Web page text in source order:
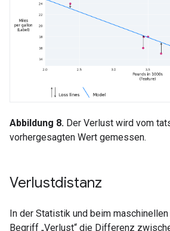
Abbildung 8. Der Verlust wird vom
vorhergesagten Wert gemessen.
Verlustdistanz
In der Statistik und beim
Begriff „Verlust“ die Differenz